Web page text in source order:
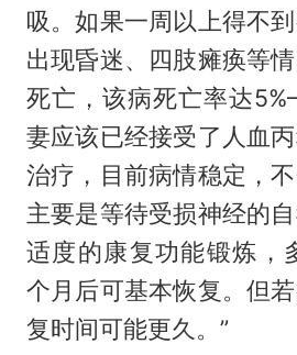
吸。如果一周以上得不
出现昏迷、四肢瘫痪等
死亡，该病死亡率达
妻应该已经接受了人血
治疗，目前病情稳定，
主要是等待受损神经的
适度的康复功能锻炼
个月后可基本恢复。但
复时间可能更久。”